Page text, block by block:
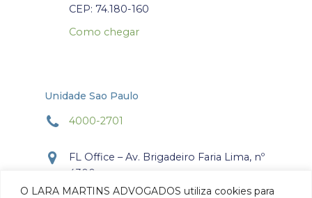
O LARA MARTINS ADVOGADOS utiliza cookies para
CEP: 74.180-160
Como chegar
Unidade Sao Paulo
4000-2701
FL Office – Av. Brigadeiro Faria Lima, nº
4300
Torre Office – Sala 804